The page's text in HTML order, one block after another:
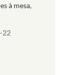
à mesa,
22